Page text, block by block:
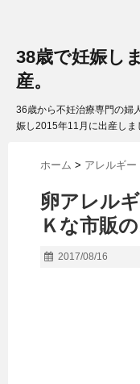
38歳で妊娠し
産。
36歳から不妊治療専門の婦
娠し2015年11月に出産しま
ホーム > アレルギー
卵アレル
Ｋな市販
2017/08/16